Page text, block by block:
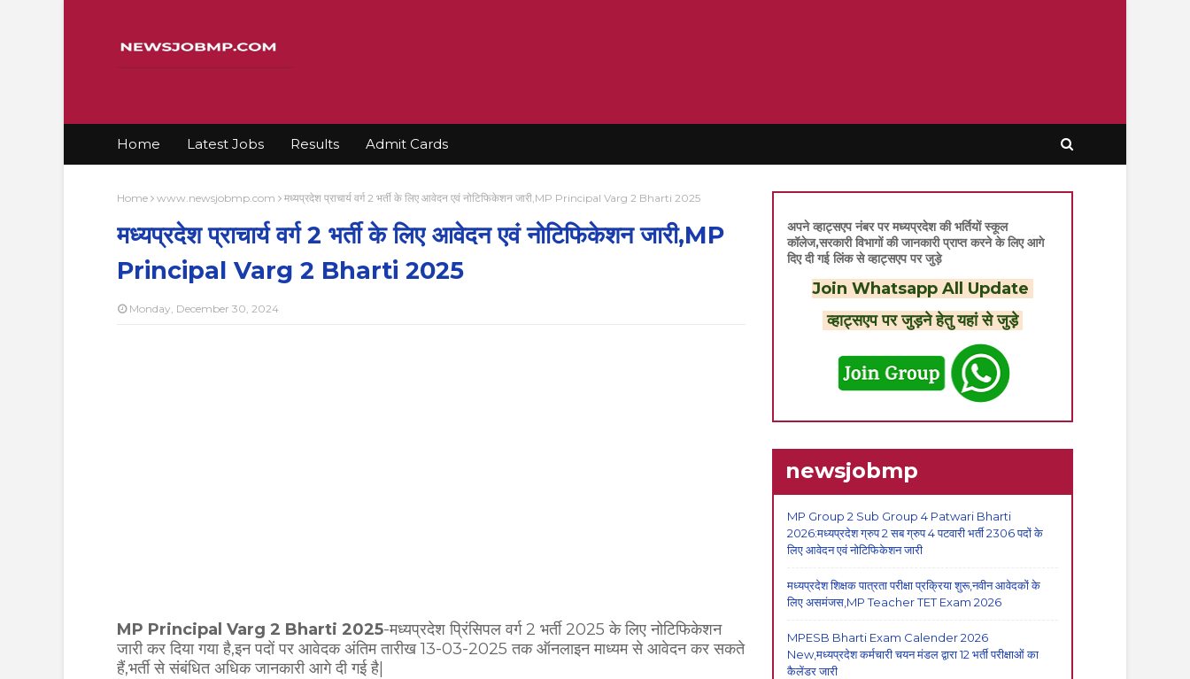
Home Latest Jobs Results Admit Cards
Home www.newsjobmp.com मध्यप्रदेश प्राचार्य वर्ग 2 भर्ती के लिए आवेदन एवं नोटिफिकेशन जारी,MP Principal Varg 2 Bharti 2025
मध्यप्रदेश प्राचार्य वर्ग 2 भर्ती के लिए आवेदन एवं नोटिफिकेशन जारी,MP
Principal Varg 2 Bharti 2025
Monday, December 30, 2024
MP Principal Varg 2 Bharti 2025-मध्यप्रदेश प्रिंसिपल वर्ग 2 भर्ती 2025 के लिए नोटिफिकेशन
जारी कर दिया गया है,इन पदों पर आवेदक अंतिम तारीख 13-03-2025 तक ऑनलाइन माध्यम से आवेदन कर सकते
हैं,भर्ती से संबंधित अधिक जानकारी आगे दी गई है|
अपने व्हाट्सएप नंबर पर मध्यप्रदेश की भर्तियों स्कूल
कॉलेज,सरकारी विभागों की जानकारी प्राप्त करने के लिए आगे
दिए दी गई लिंक से व्हाट्सएप पर जुड़े
Join Whatsapp All Update
व्हाट्सएप पर जुड़ने हेतु यहां से जुड़े
newsjobmp
MP Group 2 Sub Group 4 Patwari Bharti
2026:मध्यप्रदेश ग्रुप 2 सब ग्रुप 4 पटवारी भर्ती 2306 पदों के
लिए आवेदन एवं नोटिफिकेशन जारी
मध्यप्रदेश शिक्षक पात्रता परीक्षा प्रक्रिया शुरू,नवीन आवेदकों के
लिए असमंजस,MP Teacher TET Exam 2026
MPESB Bharti Exam Calender 2026
New,मध्यप्रदेश कर्मचारी चयन मंडल द्वारा 12 भर्ती परीक्षाओं का
कैलेंडर जारी